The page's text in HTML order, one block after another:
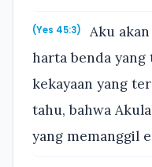
(Yes 45:3)
Aku
harta benda
kekayaan yang
tahu, bahwa
yang memanggil